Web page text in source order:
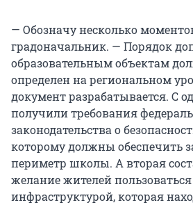
— Обозначу несколько
градоначальник. — Порядок
образовательным объектам
определен на региональном
документ разрабатывается. С
получили требования
законодательства о
которому должны обеспечить
периметр школы. А вторая
желание жителей
инфраструктурой, которая